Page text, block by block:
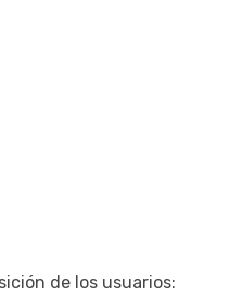
de los usuarios: